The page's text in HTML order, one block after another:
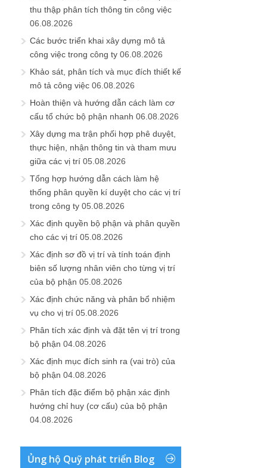
thu thập phân tích thông tin công việc
06.08.2026
Các bước triển khai xây dựng mô tả
công việc trong công ty 06.08.2026
Khảo sát, phân tích và mục đích thiết kế
mô tả công việc 06.08.2026
Hoàn thiện và hướng dẫn cách làm cơ
cấu tổ chức bộ phận nhanh 06.08.2026
Xây dựng ma trận phối hợp phê duyệt,
thực hiện, nhận thông tin và tham mưu
giữa các vị trí 05.08.2026
Tổng hợp hướng dẫn cách làm hệ
thống phân quyền kí duyệt cho các vị trí
trong công ty 05.08.2026
Xác định quyền bộ phận và phân quyền
cho các vị trí 05.08.2026
Xác định sơ đồ vị trí và tính toán định
biên số lượng nhân viên cho từng vị trí
của bộ phận 05.08.2026
Xác định chức năng và phân bổ nhiệm
vụ cho vị trí 05.08.2026
Phân tích xác định và đặt tên vị trí trong
bộ phận 04.08.2026
Xác định mục đích sinh ra (vai trò) của
bộ phận 04.08.2026
Phân tích đặc điểm bộ phận xác định
hướng chỉ huy (cơ cấu) của bộ phận
04.08.2026
Ủng hộ Quỹ phát triển Blog